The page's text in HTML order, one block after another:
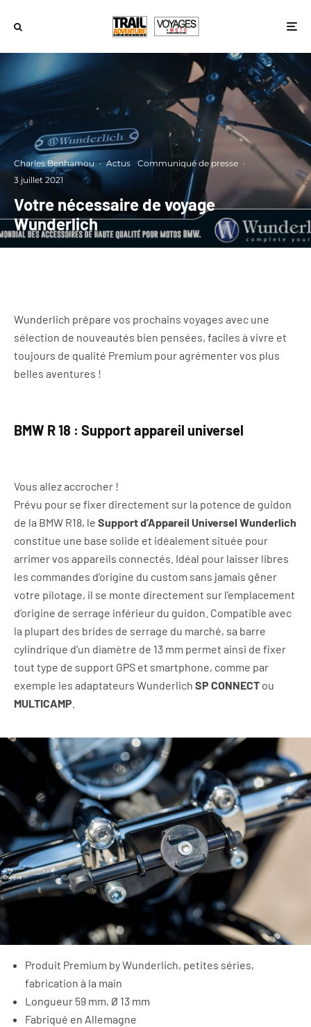
Charles Benhamou · Actus Communiqué de presse ·
3 juillet 2021
Votre nécessaire de voyage
Wunderlich
Wunderlich prépare vos prochains voyages avec une
sélection de nouveautés bien pensées, faciles à vivre et
toujours de qualité Premium pour agrémenter vos plus
belles aventures !
BMW R 18 : Support appareil universel
Vous allez accrocher !
Prévu pour se fixer directement sur la potence de guidon
de la BMW R18, le Support d’Appareil Universel Wunderlich
constitue une base solide et idéalement située pour
arrimer vos appareils connectés. Idéal pour laisser libres
les commandes d’origine du custom sans jamais gêner
votre pilotage, il se monte directement sur l’emplacement
d’origine de serrage inférieur du guidon. Compatible avec
la plupart des brides de serrage du marché, sa barre
cylindrique d’un diamètre de 13 mm permet ainsi de fixer
tout type de support GPS et smartphone, comme par
exemple les adaptateurs Wunderlich SP CONNECT ou
MULTICAMP
Produit Premium by Wunderlich, petites séries,
fabrication à la main
Longueur 59 mm, Ø 13 mm
Fabriqué en Allemagne